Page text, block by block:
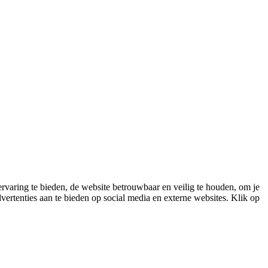
te bieden, de website betrouwbaar en veilig te houden, om je
aan te bieden op social media en externe websites. Klik op